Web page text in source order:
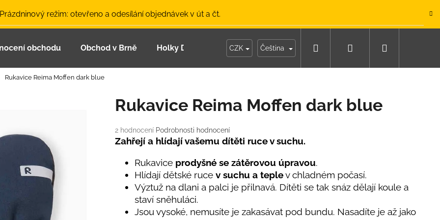
režim: otevřeno a odesílání objednávek v út a čt.
obchodu Obchod v Brně Holky Dupeťačky Moje objednávka
CZK Čeština Hledat Přihlášení
Rukavice Reima Moffen dark blue
Průměrné
hodnocení
produktu
hvězdiček.
2 hodnocení Podrobnosti hodnocení
Rukavice Reima Moffen dark blue
Zahřejí a hlídají vašemu dítěti ruce v suchu.
Rukavice prodyšné se zátěrovou úpravou.
Hlídají dětské ruce v suchu a teplev chladném počasí.
Výztuž na dlani a palci je přilnavá. Dítěti se tak snáz dělají koule a
staví sněhuláci.
Jsou vysoké, nemusíte je zakasávat pod bundu. Nasadíte je až jako
Co potřebujete najít?
Doporučujeme
LETNÍ ČEPICE UV 30 SVĚTLE MODRÁ
BAMBUSOVÉ TRIKO NÁMOŘNICKÉ